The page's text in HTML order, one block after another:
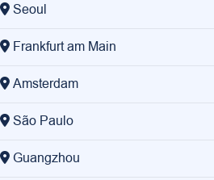
Seoul
Frankfurt am Main
Amsterdam
São Paulo
Guangzhou